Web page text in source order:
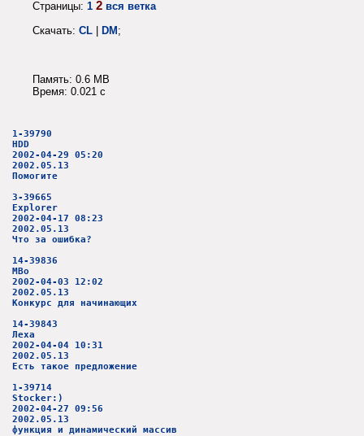
Страницы: 1 2 вся ветка
Скачать: CL DM ;
Память: 0.6 MB
Время: 0.021 c
1-39790
HDD
2002-04-29 05:20
2002.05.13
Помогите
3-39665
Explorer
2002-04-17 08:23
2002.05.13
Что за ошибка?
14-39836
MBo
2002-04-03 12:02
2002.05.13
Конкурс для начинающих
14-39843
Леха
2002-04-04 10:31
2002.05.13
Есть такое предложение
1-39714
Stocker:)
2002-04-27 09:56
2002.05.13
функция и динамический массив